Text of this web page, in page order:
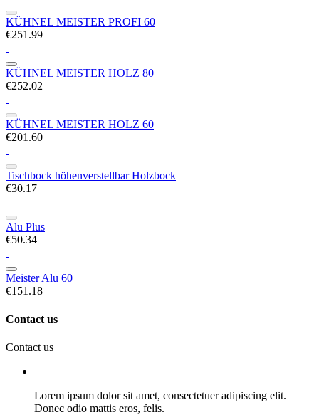
KÜHNEL MEISTER PROFI 60
€251.99
KÜHNEL MEISTER HOLZ 80
€252.02
KÜHNEL MEISTER HOLZ 60
€201.60
Tischbock höhenverstellbar Holzbock
€30.17
Alu Plus
€50.34
Meister Alu 60
€151.18
Contact us
Contact us
Lorem ipsum dolor sit amet, consectetuer adipiscing elit.
Donec odio mattis eros, felis.